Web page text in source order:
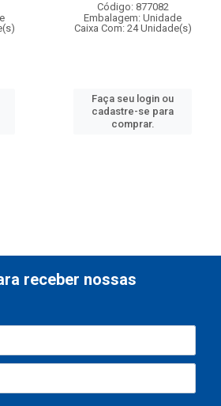
Código: 877082
Embalagem: Unidade
Caixa Com: 24 Unidade(s)
Faça seu login ou
cadastre-se para
comprar.
receber nossas